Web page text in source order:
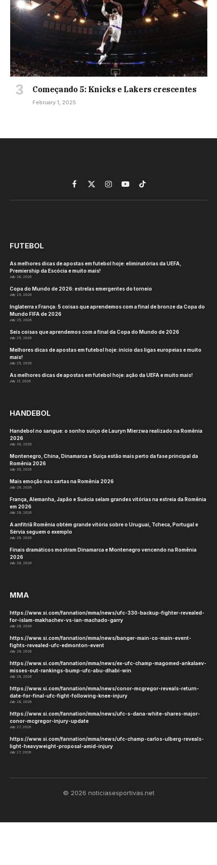
Começando 5: Knicks e Lakers crescentes
February 1, 2025
Facebook
X
(Twitter)
InstagramYouTubeTikTok
FUTEBOL
As melhores dicas de apostas em futebol hoje: eliminatórias da UEFA,
Premiership da Escócia e muito mais!
July 28, 2026
Copa do Mundo de 2026: estrelas emergentes do torneio
July 25, 2026
Inglaterra x França: 5 coisas que aprendemos com a final de bronze da Copa do
Mundo FIFA de 2026
July 25, 2026
Seis coisas que aprendemos com a final da Copa do Mundo de 2026
July 25, 2026
Melhores dicas de apostas em futebol hoje: início das ligas europeias e muito
mais!
July 25, 2026
As melhores dicas de apostas em futebol hoje: ação da UEFA e muito mais!
July 21, 2026
HANDEBOL
Handebol no sangue: o sonho suíço de Lauryn Mierzwa realizado na Romênia
2026
July 30, 2026
Montenegro, China, Dinamarca e Suíça estão mais perto da fase principal da
Romênia 2026
July 30, 2026
Mais emoção nas cartas na Romênia 2026
July 29, 2026
França, Alemanha, Japão e Suécia selam grandes vitórias na estreia da Romênia
em 2026
July 29, 2026
A anfitriã Romênia obtém grande vitória sobre o Uruguai, Tcheca, Portugal e
Sérvia seguem o exemplo
July 29, 2026
Finais dramáticos mostram Dinamarca e Montenegro vencendo na Romênia
2026
July 29, 2026
MMA
https://www.si.com/fannation/mma/news/ufc-330-backup-fighter-revealed-
for-islam-makhachev-vs-ian-machado-garry
July 29, 2026
https://www.si.com/fannation/mma/news/banger-main-co-main-event-
fights-revealed-ufc-edmonton-event
July 29, 2026
https://www.si.com/fannation/mma/news/ex-ufc-champ-magomed-ankalaev-
misses-out-rankings-bump-ufc-abu-dhabi-win
July 29, 2026
https://www.si.com/fannation/mma/news/conor-mcgregor-reveals-return-
date-for-final-ufc-fight-following-knee-injury
July 28, 2026
https://www.si.com/fannation/mma/news/ufc-s-dana-white-shares-major-
conor-mcgregor-injury-update
July 27, 2026
https://www.si.com/fannation/mma/news/ufc-champ-carlos-ulberg-reveals-
light-heavyweight-proposal-amid-injury
July 27, 2026
© 2026 noticiasesportivas.net